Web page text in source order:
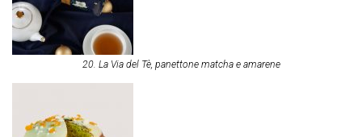
20. La Via del Tè, panettone matcha e amarene